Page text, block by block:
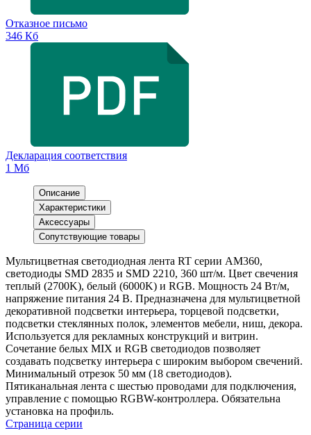
Отказное письмо
346 Кб
Декларация соответствия
1 Мб
Описание
Характеристики
Аксессуары
Сопутствующие товары
Мультицветная светодиодная лента RT серии AM360,
светодиоды SMD 2835 и SMD 2210, 360 шт/м. Цвет свечения
теплый (2700K), белый (6000K) и RGB. Мощность 24 Вт/м,
напряжение питания 24 В. Предназначена для мультицветной
декоративной подсветки интерьера, торцевой подсветки,
подсветки стеклянных полок, элементов мебели, ниш, декора.
Используется для рекламных конструкций и витрин.
Сочетание белых MIX и RGB светодиодов позволяет
создавать подсветку интерьера с широким выбором свечений.
Минимальный отрезок 50 мм (18 светодиодов).
Пятиканальная лента с шестью проводами для подключения,
управление с помощью RGBW-контроллера. Обязательна
установка на профиль.
Страница серии